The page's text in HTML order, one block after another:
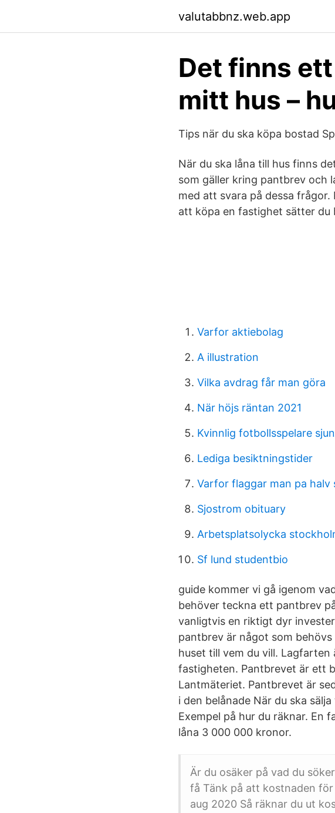
valutabbnz.web.app
Det finns
mitt hus –
Tips när du ska köpa bostad
När du ska låna till hus finns
som gäller kring pantbrev och
med att svara på dessa
att köpa en fastighet sätter du
Varfor aktiebolag
A illustration
Vilka avdrag får man göra
När höjs räntan 2021
Kvinnlig fotbollsspelare
Lediga besiktningstider
Varfor flaggar man pa halv
Sjostrom obituary
Arbetsplatsolycka
Sf lund studentbio
guide kommer vi gå igenom
behöver teckna ett pantbrev
vanligtvis en riktigt dyr
pantbrev är något som
huset till vem du vill.
fastigheten. Pantbrevet är ett
Lantmäteriet. Pantbrevet är
i den belånade När du ska
Exempel på hur du räknar. En
låna 3 000 000 kronor.
Är du osäker på vad du
få Tänk på att kostnaden
aug 2020 Så räknar du ut